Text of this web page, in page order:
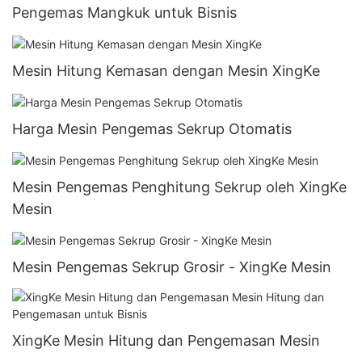
Pengemas Mangkuk untuk Bisnis
Mesin Hitung Kemasan dengan Mesin XingKe
Harga Mesin Pengemas Sekrup Otomatis
Mesin Pengemas Penghitung Sekrup oleh XingKe
Mesin
Mesin Pengemas Sekrup Grosir - XingKe Mesin
XingKe Mesin Hitung dan Pengemasan Mesin